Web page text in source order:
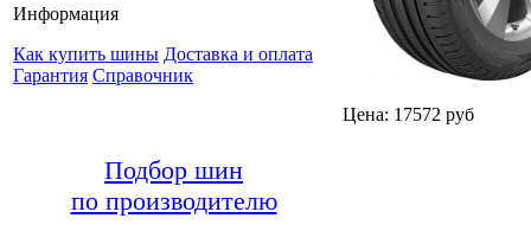
Информация
Как купить шины Доставка и оплата
Гарантия Справочник
Подбор шин
по производителю
Цена: 17572 руб